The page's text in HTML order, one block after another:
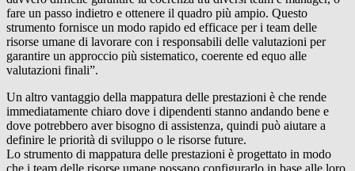
fare un passo indietro e ottenere il quadro più ampio. Questo
strumento fornisce un modo rapido ed efficace per i team delle
risorse umane di lavorare con i responsabili delle valutazioni per
garantire un approccio più sistematico, coerente ed equo alle
valutazioni finali”.
Un altro vantaggio della mappatura delle prestazioni è che rende
immediatamente chiaro dove i dipendenti stanno andando bene e
dove potrebbero aver bisogno di assistenza, quindi può aiutare a
definire le priorità di sviluppo o le risorse future.
Lo strumento di mappatura delle prestazioni è progettato in modo